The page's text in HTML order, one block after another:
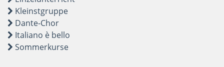
Kleinstgruppe
Dante-Chor
Italiano è bello
Sommerkurse